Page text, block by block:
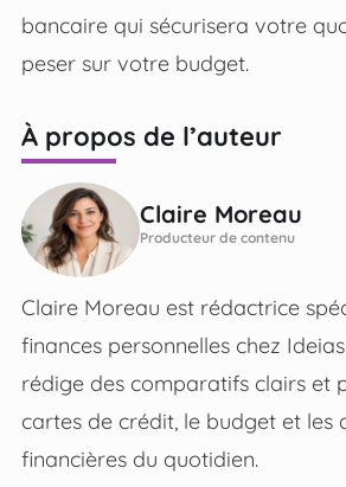
bancaire qui sécurisera votre
peser sur votre budget.
À propos de l’auteur
Claire Moreau
Producteur de contenu
Claire Moreau est rédactrice
finances personnelles chez
rédige des comparatifs clairs et
cartes de crédit, le budget et les
financières du quotidien.